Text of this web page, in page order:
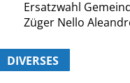
Ersatzwahl
Züger Nello
DIVERSES